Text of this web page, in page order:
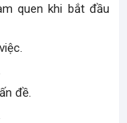
quen khi bắt đầu
.
đề.